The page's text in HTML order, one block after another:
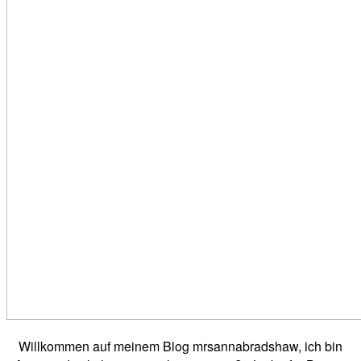
Willkommen auf meinem Blog mrsannabradshaw, ich bin